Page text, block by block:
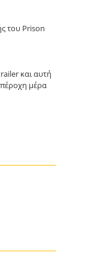
του Prison
και αυτή
μέρα